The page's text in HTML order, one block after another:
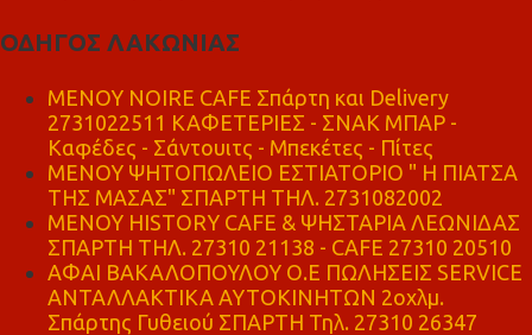
ΟΔΗΓΟΣ ΛΑΚΩΝΙΑΣ
MENOY NOIRE CAFE Σπάρτη και Delivery
2731022511 ΚΑΦΕΤΕΡΙΕΣ - ΣΝΑΚ ΜΠΑΡ -
Καφέδες - Σάντουιτς - Μπεκέτες - Πίτες
ΜΕΝΟΥ ΨΗΤΟΠΩΛΕΙΟ ΕΣΤΙΑΤΟΡΙΟ " Η ΠΙΑΤΣΑ
ΤΗΣ ΜΑΣΑΣ" ΣΠΑΡΤΗ ΤΗΛ. 2731082002
ΜΕΝΟΥ HISTORY CAFE & ΨΗΣΤΑΡΙΑ ΛΕΩΝΙΔΑΣ
ΣΠΑΡΤΗ ΤΗΛ. 27310 21138 - CAFE 27310 20510
ΑΦΑΙ ΒΑΚΑΛΟΠΟΥΛΟΥ Ο.Ε ΠΩΛΗΣΕΙΣ SERVICE
ΑΝΤΑΛΛΑΚΤΙΚΑ ΑΥΤΟΚΙΝΗΤΩΝ 2οχλμ.
Σπάρτης Γυθειού ΣΠΑΡΤΗ Τηλ. 27310 26347